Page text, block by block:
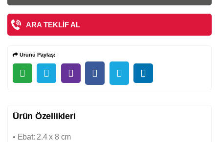
ARA TEKLIF AL
Ürünü Paylaş:
Ürün Özellikleri
• Ebat: 2.4 x 8 cm